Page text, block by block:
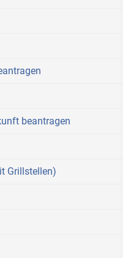
beantragen
Grillstellen)